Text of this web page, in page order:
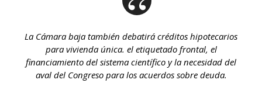
La Cámara baja también debatirá créditos hipotecarios
para vivienda única. el etiquetado frontal, el
financiamiento del sistema científico y la necesidad del
aval del Congreso para los acuerdos sobre deuda.